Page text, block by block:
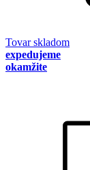
Tovar skladom
expedujeme
okamžite